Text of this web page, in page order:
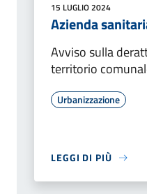
15 LUGLIO 2024
Azienda
Avviso sulla
territorio
Urbanizzazione
LEGGI DI PIÙ